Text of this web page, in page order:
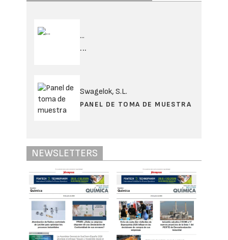
...
...
Swagelok, S.L.
PANEL DE TOMA DE MUESTRA
NEWSLETTERS